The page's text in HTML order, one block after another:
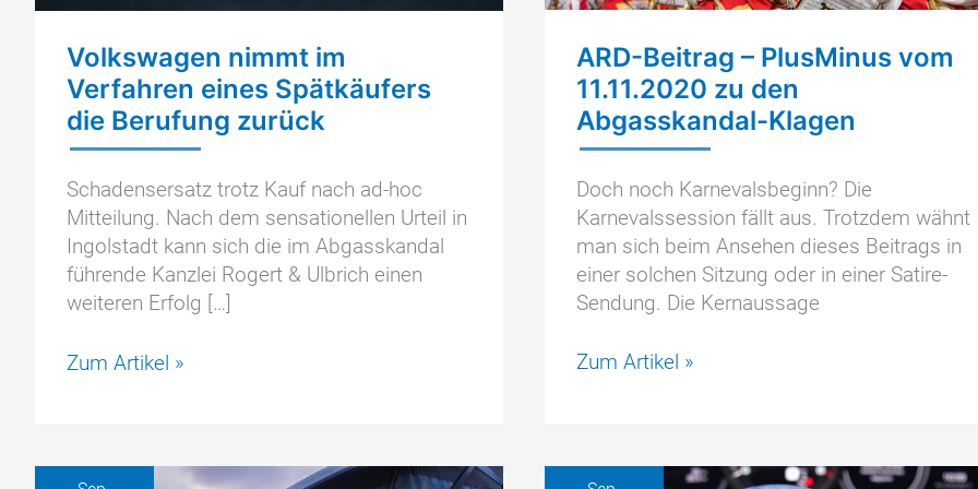
Volkswagen nimmt im
Verfahren eines Spätkäufers
die Berufung zurück
Schadensersatz trotz Kauf nach ad-hoc
Mitteilung. Nach dem sensationellen Urteil in
Ingolstadt kann sich die im Abgasskandal
führende Kanzlei Rogert & Ulbrich einen
weiteren Erfolg […]
Volkswagen
eines
Zum Artikel »
ARD-Beitrag – PlusMinus vom
11.11.2020 zu den
Abgasskandal-Klagen
Doch noch Karnevalsbeginn? Die
Karnevalssession fällt aus. Trotzdem wähnt
man sich beim Ansehen dieses Beitrags in
einer solchen Sitzung oder in einer Satire-
Sendung. Die Kernaussage
ARD-
vom
Zum Artikel »